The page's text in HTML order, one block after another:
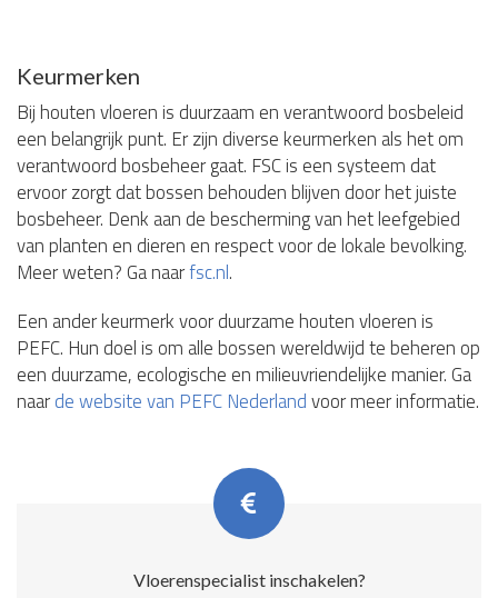
Keurmerken
Bij houten vloeren is duurzaam en verantwoord bosbeleid
een belangrijk punt. Er zijn diverse keurmerken als het om
verantwoord bosbeheer gaat. FSC is een systeem dat
ervoor zorgt dat bossen behouden blijven door het juiste
bosbeheer. Denk aan de bescherming van het leefgebied
van planten en dieren en respect voor de lokale bevolking.
Meer weten? Ga naarfsc.nl.
Een ander keurmerk voor duurzame houten vloeren is
PEFC. Hun doel is om alle bossen wereldwijd te beheren op
een duurzame, ecologische en milieuvriendelijke manier. Ga
naarde website van PEFC Nederlandvoor meer informatie.
Vloerenspecialist inschakelen?